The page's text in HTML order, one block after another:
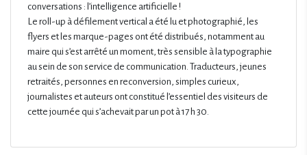
conversations : l’intelligence artificielle !
Le roll-up à défilement vertical a été lu et photographié, les
flyers et les marque-pages ont été distribués, notamment au
maire qui s’est arrêté un moment, très sensible à la typographie
au sein de son service de communication. Traducteurs, jeunes
retraités, personnes en reconversion, simples curieux,
journalistes et auteurs ont constitué l’essentiel des visiteurs de
cette journée qui s’achevait par un pot à 17 h 30.